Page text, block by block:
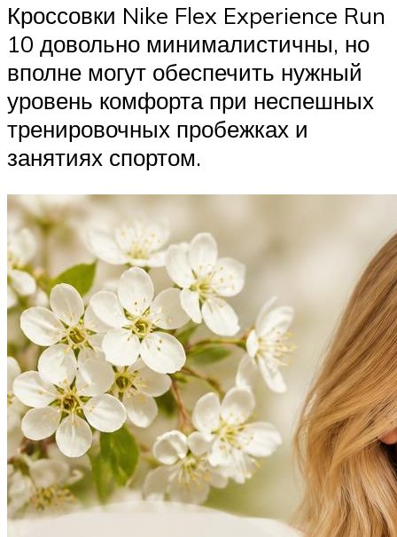
Кроссовки Nike Flex Experience Run
10 довольно минималистичны, но
вполне могут обеспечить нужный
уровень комфорта при неспешных
тренировочных пробежках и
занятиях спортом.